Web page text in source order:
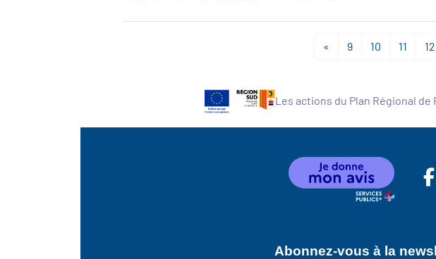
« 9 10 11 12
Les actions du Plan Régional
Abonnez-vous à la